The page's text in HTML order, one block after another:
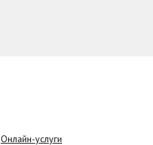
Онлайн-услуги